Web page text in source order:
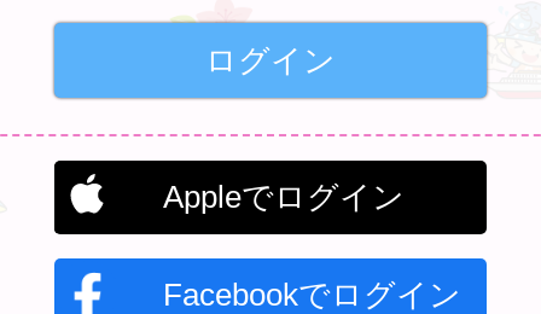
Appleでログイン
Facebookでログイン